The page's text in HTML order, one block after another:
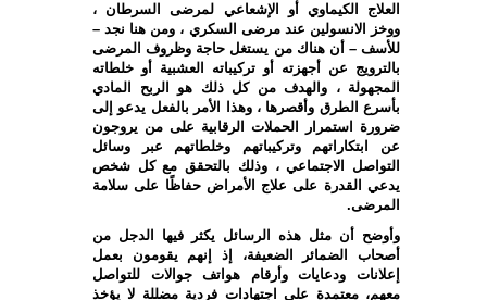
العلاج الكيماوي أو الإشعاعي لمرضى السرطان ،
ووخز الانسولين عند مرضى السكري ، ومن هنا نجد –
للأسف – أن هناك من يستغل حاجة وظروف المرضى
بالترويج عن أجهزته أو تركيباته العشبية أو خلطاته
المجهولة ، والهدف من كل ذلك هو الربح المادي
بأسرع الطرق وأقصرها ، وهذا الأمر بالفعل يدعو إلى
ضرورة استمرار الحملات الرقابية على من يروجون
عن ابتكاراتهم وتركيباتهم وخلطاتهم عبر وسائل
التواصل الاجتماعي ، وذلك بالتحقق مع كل شخص
يدعي القدرة على علاج الأمراض حفاظًا على سلامة
المرضى.
وأوضح أن مثل هذه الرسائل يكثر فيها الدجل من
أصحاب الضمائر الضعيفة، إذ إنهم يقومون بعمل
إعلانات ودعايات وأرقام هواتف جوالات للتواصل
معهم، معتمدة على اجتهادات فردية مضللة لا يؤخذ